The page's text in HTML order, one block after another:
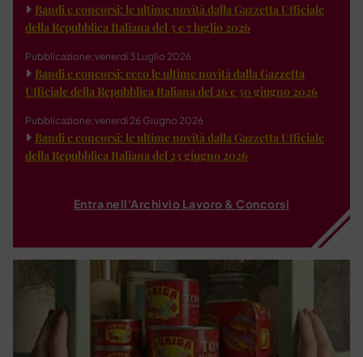
Bandi e concorsi: le ultime novità dalla Gazzetta Ufficiale
della Repubblica Italiana del 3 e 7 luglio 2026
Pubblicazione: venerdì 3 Luglio 2026
Bandi e concorsi: ecco le ultime novità dalla Gazzetta
Ufficiale della Repubblica Italiana del 26 e 30 giugno 2026
Pubblicazione: venerdì 26 Giugno 2026
Bandi e concorsi: le ultime novità dalla Gazzetta Ufficiale
della Repubblica Italiana del 23 giugno 2026
Entra nell'Archivio Lavoro & Concorsi